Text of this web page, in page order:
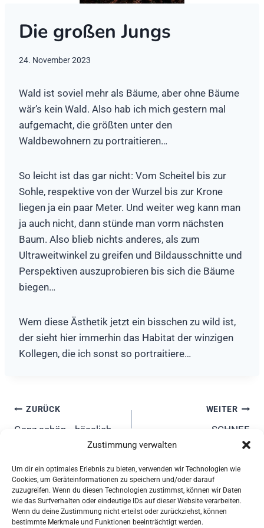
Zustimmung verwalten
Um dir ein optimales Erlebnis zu bieten, verwenden wir Technologien wie
Cookies, um Geräteinformationen zu speichern und/oder darauf
zuzugreifen. Wenn du diesen Technologien zustimmst, können wir Daten
wie das Surfverhalten oder eindeutige IDs auf dieser Website verarbeiten.
Wenn du deine Zustimmung nicht erteilst oder zurückziehst, können
bestimmte Merkmale und Funktionen beeinträchtigt werden.
Die großen Jungs
24. November 2023
Wald ist soviel mehr als Bäume, aber ohne Bäume
wär’s kein Wald. Also hab ich mich gestern mal
aufgemacht, die größten unter den
Waldbewohnern zu portraitieren…
So leicht ist das gar nicht: Vom Scheitel bis zur
Sohle, respektive von der Wurzel bis zur Krone
liegen ja ein paar Meter. Und weiter weg kann man
ja auch nicht, dann stünde man vorm nächsten
Baum. Also blieb nichts anderes, als zum
Ultraweitwinkel zu greifen und Bildausschnitte und
Perspektiven auszuprobieren bis sich die Bäume
biegen…
Wem diese Ästhetik jetzt ein bisschen zu wild ist,
der sieht hier immerhin das Habitat der winzigen
Kollegen, die ich sonst so portraitiere…
Beitragsnavigation
ZURÜCK
Ganz schön… hässlich
WEITER
SCHNEE
Karin Knöthig, Nordendstr. 10, 82362 Weilheim - Mail:
karin[at]knoethig.net - Tel.: 0881 / 927 97 63